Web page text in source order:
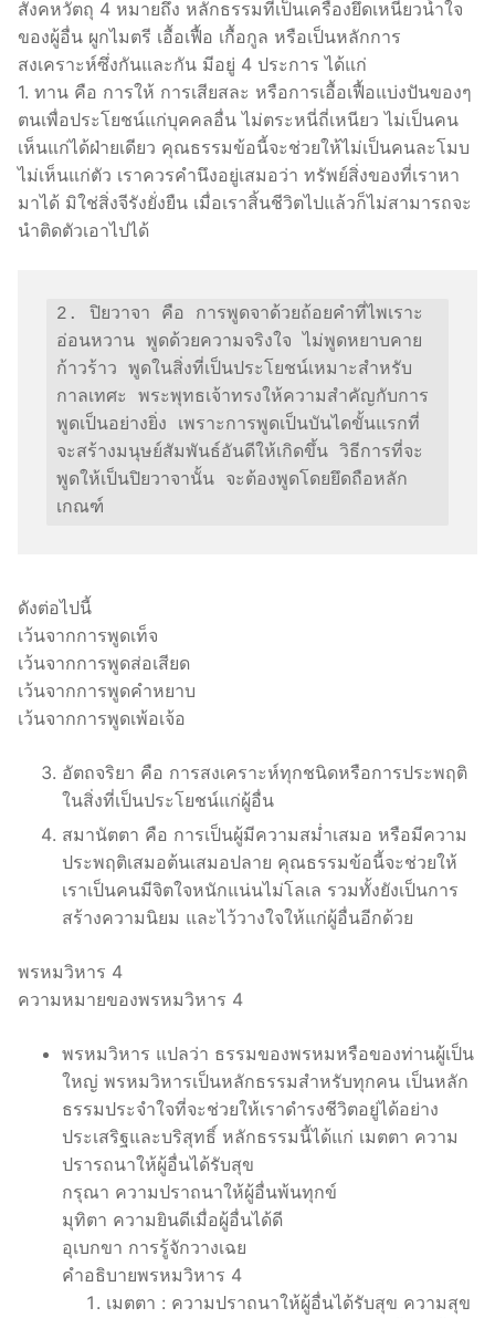
สังคหวัตถุ 4 หมายถึง หลักธรรมที่เป็นเครื่องยึดเหนี่ยวน้ำใจ
ของผู้อื่น ผูกไมตรี เอื้อเฟื้อ เกื้อกูล หรือเป็นหลักการ
สงเคราะห์ซึ่งกันและกัน มีอยู่ 4 ประการ ได้แก่
1. ทาน คือ การให้ การเสียสละ หรือการเอื้อเฟื้อแบ่งปันของๆ
ตนเพื่อประโยชน์แก่บุคคลอื่น ไม่ตระหนี่ถี่เหนียว ไม่เป็นคน
เห็นแก่ได้ฝ่ายเดียว คุณธรรมข้อนี้จะช่วยให้ไม่เป็นคนละโมบ
ไม่เห็นแก่ตัว เราควรคำนึงอยู่เสมอว่า ทรัพย์สิ่งของที่เราหา
มาได้ มิใช่สิ่งจีรังยั่งยืน เมื่อเราสิ้นชีวิตไปแล้วก็ไม่สามารถจะ
นำติดตัวเอาไปได้
2. ปิยวาจา คือ การพูดจาด้วยถ้อยคำที่ไพเราะ
อ่อนหวาน พูดด้วยความจริงใจ ไม่พูดหยาบคาย
ก้าวร้าว พูดในสิ่งที่เป็นประโยชน์เหมาะสำหรับ
กาลเทศะ พระพุทธเจ้าทรงให้ความสำคัญกับการ
พูดเป็นอย่างยิ่ง เพราะการพูดเป็นบันไดขั้นแรกที่
จะสร้างมนุษย์สัมพันธ์อันดีให้เกิดขึ้น วิธีการที่จะ
พูดให้เป็นปิยวาจานั้น จะต้องพูดโดยยึดถือหลัก
เกณฑ์
ดังต่อไปนี้
เว้นจากการพูดเท็จ
เว้นจากการพูดส่อเสียด
เว้นจากการพูดคำหยาบ
เว้นจากการพูดเพ้อเจ้อ
อัตถจริยา คือ การสงเคราะห์ทุกชนิดหรือการประพฤติ
ในสิ่งที่เป็นประโยชน์แก่ผู้อื่น
สมานัตตา คือ การเป็นผู้มีความสม่ำเสมอ หรือมีความ
ประพฤติเสมอต้นเสมอปลาย คุณธรรมข้อนี้จะช่วยให้
เราเป็นคนมีจิตใจหนักแน่นไม่โลเล รวมทั้งยังเป็นการ
สร้างความนิยม และไว้วางใจให้แก่ผู้อื่นอีกด้วย
พรหมวิหาร 4
ความหมายของพรหมวิหาร 4
พรหมวิหาร แปลว่า ธรรมของพรหมหรือของท่านผู้เป็น
ใหญ่ พรหมวิหารเป็นหลักธรรมสำหรับทุกคน เป็นหลัก
ธรรมประจำใจที่จะช่วยให้เราดำรงชีวิตอยู่ได้อย่าง
ประเสริฐและบริสุทธิ์ หลักธรรมนี้ได้แก่ เมตตา ความ
ปรารถนาให้ผู้อื่นได้รับสุข
กรุณา ความปราถนาให้ผู้อื่นพ้นทุกข์
มุทิตา ความยินดีเมื่อผู้อื่นได้ดี
อุเบกขา การรู้จักวางเฉย
คำอธิบายพรหมวิหาร 4
เมตตา : ความปราถนาให้ผู้อื่นได้รับสุข ความสุข